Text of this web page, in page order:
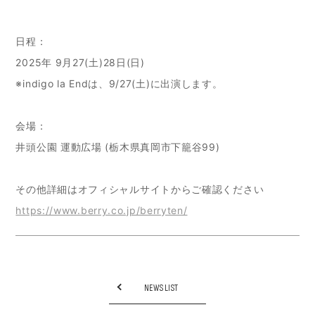
日程：
2025年 9月27(土)28日(日)
※indigo la Endは、9/27(土)に出演します。
会場：
井頭公園 運動広場 (栃木県真岡市下籠谷99)
その他詳細はオフィシャルサイトからご確認ください
https://www.berry.co.jp/berryten/
NEWS LIST